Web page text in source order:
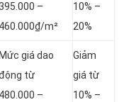
–
460.000₫/m²
10% –
20%
Mức giá dao
từ
480.000 –
Giảm
giá từ
10% –